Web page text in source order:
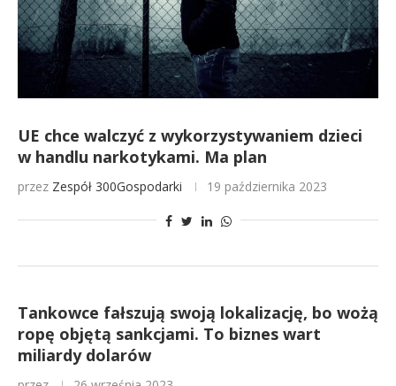
UE chce walczyć z wykorzystywaniem dzieci
w handlu narkotykami. Ma plan
przez Zespół 300Gospodarki 19 października 2023
Tankowce fałszują swoją lokalizację, bo wożą
ropę objętą sankcjami. To biznes wart
miliardy dolarów